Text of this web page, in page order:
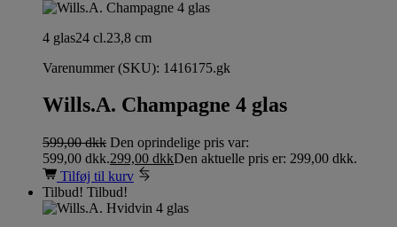
4 glas24 cl.23,8 cm
Varenummer (SKU): 1416175.gk
Wills.A. Champagne 4 glas
599,00dkk Den oprindelige pris var:
599,00 dkk.299,00 dkkDen aktuelle pris er: 299,00 dkk.
Tilføj til kurv
Tilbud! Tilbud!